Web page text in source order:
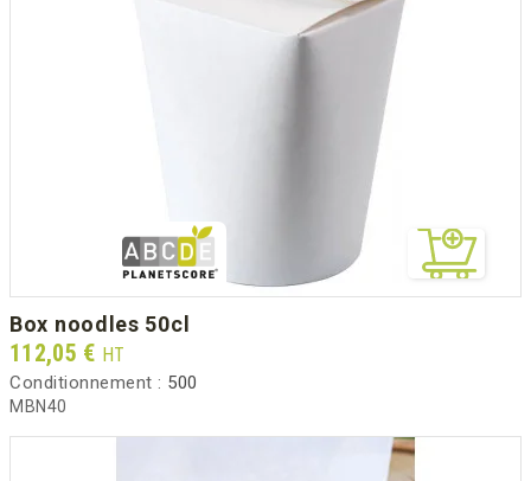
box noodles 50cl
Prix
112,05 € HT
Conditionnement : 500
MBN40